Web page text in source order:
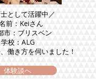
として活躍中／
前：Keiさん
市：ブリスベン
学校：ALG
働き方を伺いました！
体験談へ